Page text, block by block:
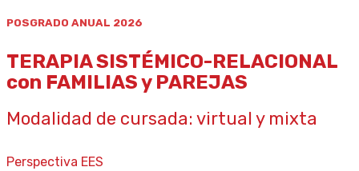
POSGRADO ANUAL 2026
TERAPIA SISTÉMICO-RELACIONAL
con FAMILIAS y PAREJAS
Modalidad de cursada: virtual y mixta
Perspectiva EES